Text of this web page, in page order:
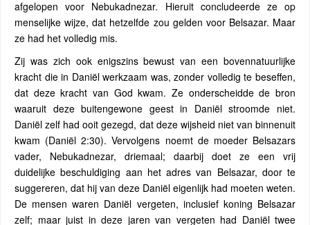
afgelopen voor Nebukadnezar. Hieruit concludeerde ze op
menselijke wijze, dat hetzelfde zou gelden voor Belsazar. Maar
ze had het volledig mis.
Zij was zich ook enigszins bewust van een bovennatuurlijke
kracht die in Daniël werkzaam was, zonder volledig te beseffen,
dat deze kracht van God kwam. Ze onderscheidde de bron
waaruit deze buitengewone geest in Daniël stroomde niet.
Daniël zelf had ooit gezegd, dat deze wijsheid niet van binnenuit
kwam (Daniël 2:30). Vervolgens noemt de moeder Belsazars
vader, Nebukadnezar, driemaal; daarbij doet ze een vrij
duidelijke beschuldiging aan het adres van Belsazar, door te
suggereren, dat hij van deze Daniël eigenlijk had moeten weten.
De mensen waren Daniël vergeten, inclusief koning Belsazar
zelf; maar juist in deze jaren van vergeten had Daniël twee